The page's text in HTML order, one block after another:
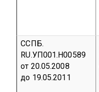
ССПБ.
RU.УП001.Н00589
от 20.05.2008
до 19.05.2011